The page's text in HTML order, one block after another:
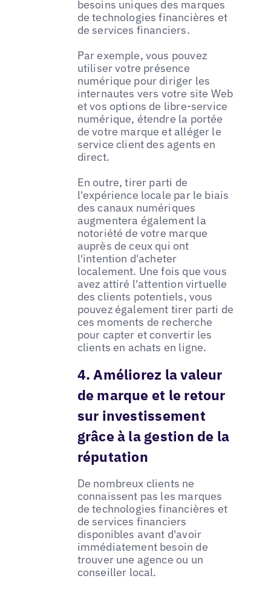
besoins uniques des marques
de technologies financières et
de services financiers.
Par exemple, vous pouvez
utiliser votre présence
numérique pour diriger les
internautes vers votre site Web
et vos options de libre-service
numérique, étendre la portée
de votre marque et alléger le
service client des agents en
direct.
En outre, tirer parti de
l'expérience locale par le biais
des canaux numériques
augmentera également la
notoriété de votre marque
auprès de ceux qui ont
l'intention d'acheter
localement. Une fois que vous
avez attiré l'attention virtuelle
des clients potentiels, vous
pouvez également tirer parti de
ces moments de recherche
pour capter et convertir les
clients en achats en ligne.
4. Améliorez la valeur
de marque et le retour
sur investissement
grâce à la gestion de la
réputation
De nombreux clients ne
connaissent pas les marques
de technologies financières et
de services financiers
disponibles avant d'avoir
immédiatement besoin de
trouver une agence ou un
conseiller local.